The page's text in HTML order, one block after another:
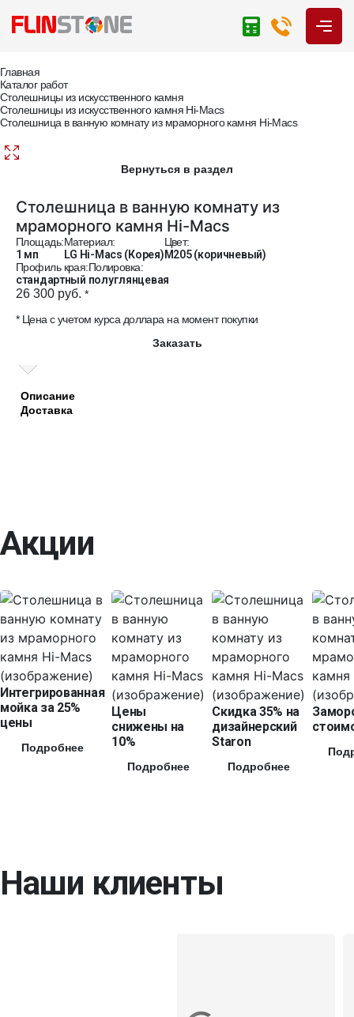
Главная
Каталог работ
Столешницы из искусственного камня
Столешницы из искусственного камня Hi-Macs
Столешница в ванную комнату из мраморного камня Hi-Macs
Вернуться в раздел
Столешница в ванную комнату из
мраморного камня Hi-Macs
Площадь:
1 мп
Материал:
LG Hi-Macs (Корея)
Цвет:
M205 (коричневый)
Профиль края:
стандартный
Полировка:
полуглянцевая
26 300 руб. *
* Цена с учетом курса доллара на момент покупки
Заказать
Описание
Доставка
Акции
Интегрированная
мойка за 25%
цены
Подробнее
Цены
снижены на
10%
Подробнее
Скидка 35% на
дизайнерский
Staron
Подробнее
Наши клиенты